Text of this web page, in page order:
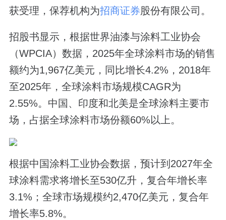
获受理，保荐机构为招商证券股份有限公司。
招股书显示，根据世界油漆与涂料工业协会
（WPCIA）数据，2025年全球涂料市场的销售
额约为1,967亿美元，同比增长4.2%，2018年
至2025年，全球涂料市场规模CAGR为
2.55%。中国、印度和北美是全球涂料主要市
场，占据全球涂料市场份额60%以上。
根据中国涂料工业协会数据，预计到2027年全
球涂料需求将增长至530亿升，复合年增长率
3.1%；全球市场规模约2,470亿美元，复合年
增长率5.8%。